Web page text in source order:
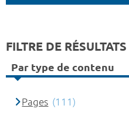
FILTRE DE RÉSULTATS
Par type de contenu
Pages (111)